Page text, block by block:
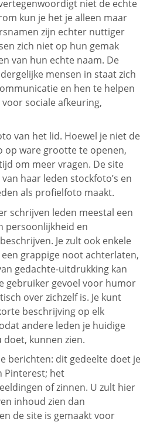
niet de echte
kun je het je alleen maar
zijn echter nuttiger
zich niet op hun gemak
van hun echte naam. De
mensen in staat zich
en hen te helpen
sociale afkeuring,
van het lid. Hoewel je niet de
op ware grootte te openen,
om meer vragen. De site
haar leden stockfoto’s en
als profielfoto maakt.
schrijven leden meestal een
persoonlijkheid en
Je zult ook enkele
grappige noot achterlaten,
gedachte-uitdrukking kan
gebruiker gevoel voor humor
over zichzelf is. Je kunt
beschrijving op elk
andere leden je huidige
kunnen zien.
berichten: dit gedeelte doet je
Pinterest; het
of zinnen. U zult hier
inhoud zien dan
de site is gemaakt voor